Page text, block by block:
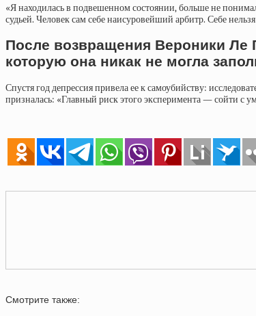
«Я находилась в подвешенном состоянии, больше не
судьей. Человек сам себе наисуровейший арбитр. Себе
После возвращения Вероники Ле
которую она никак не могла
Спустя год депрессияпривела ее к самоубийству:
призналась: «Главный риск этого эксперимента — сойти с
Смотрите также: